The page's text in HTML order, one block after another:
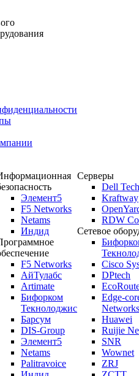
Элемент5
F5 Networks
Netams
Индид
F5 Networks
АйТулабс
Artimate
Бифорком
Текнолоджис
Барсум
DIS-Group
Элемент5
Netams
Palitravoice
Серверы
Dell
Kraftway
RDW
Сетевое
Cisco
DPtech
Edge-
Networks
Huawei
Ruijie
SNR
Wownet
ZRJ